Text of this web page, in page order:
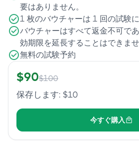
要はありません。
1 枚のバウチャーは 1 回の試験に
バウチャーはすべて返金不可で
効期限を延長することはできませ
無料の試験予約
$90$100
保存します: $10
今すぐ購入